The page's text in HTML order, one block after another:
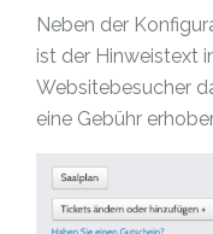
Neben der
ist der Hinweistext
Websitebesucher
eine Gebühr